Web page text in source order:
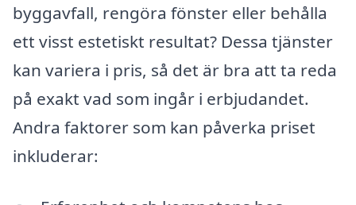
byggavfall, rengöra fönster eller behålla
ett visst estetiskt resultat? Dessa tjänster
kan variera i pris, så det är bra att ta reda
på exakt vad som ingår i erbjudandet.
Andra faktorer som kan påverka priset
inkluderar: